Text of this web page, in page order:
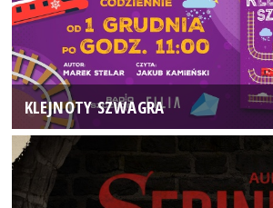
KLEJNOTY SZWAGRA